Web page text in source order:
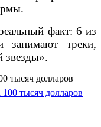
факт: 6 из
треки,
звезды».
тысяч долларов